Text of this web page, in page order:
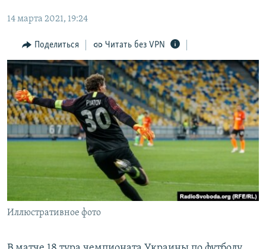
Вернутся
поиску
ИНТЕРАКТИВ
ИНФОГРАФИКА
ТЕЛЕПРОЕКТ КРЫМ.РЕАЛИИ
СОВЕТЫ ПРАВОЗАЩИТНИКОВ
ПРОПАВШИЕ БЕЗ ВЕСТИ
ПОБЕДИТЕЛЕЙ НЕ СУДЯТ?
КРЫМ.НЕПОКОРЕННЫЙ
ELIFBE
УКРАИНСКАЯ ПРОБЛЕМА КРЫМА
РАДІО СВОБОДА
КАК ОБОЙТИ БЛОКИРОВКУ
Українською
Qırımtatar
ПРИСОЕДИНЯЙТЕСЬ!
Все сайты RFE/RL
14 марта 2021, 19:24
Поделиться Читать без VPN
Иллюстративное фото